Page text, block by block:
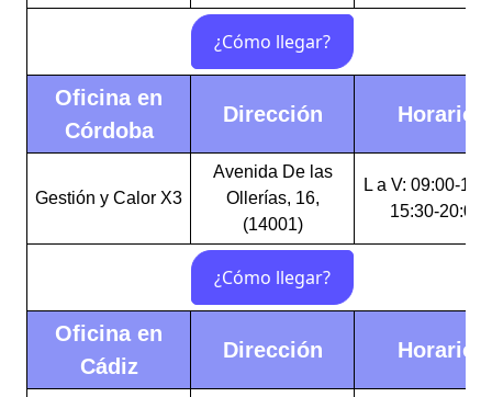
Oficina en
Córdoba
Dirección Horario
Gestión y Calor X3
Avenida De las
Ollerías, 16,
(14001)
L a V: 09:00-
15:30-20:00
Oficina en
Cádiz
Dirección Horario